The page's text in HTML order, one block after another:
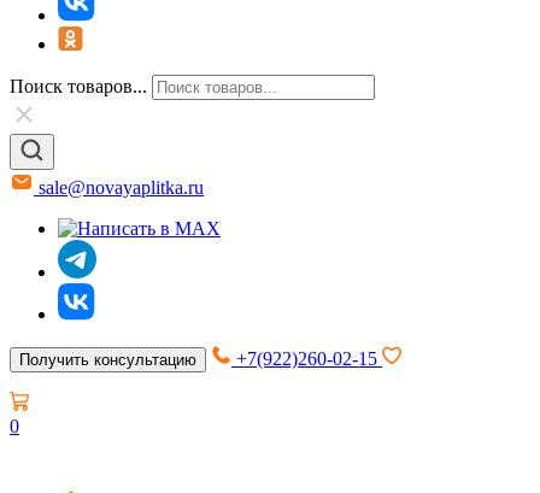
Поиск товаров...
sale@novayaplitka.ru
Получить консультацию +7(922)260-02-15
0